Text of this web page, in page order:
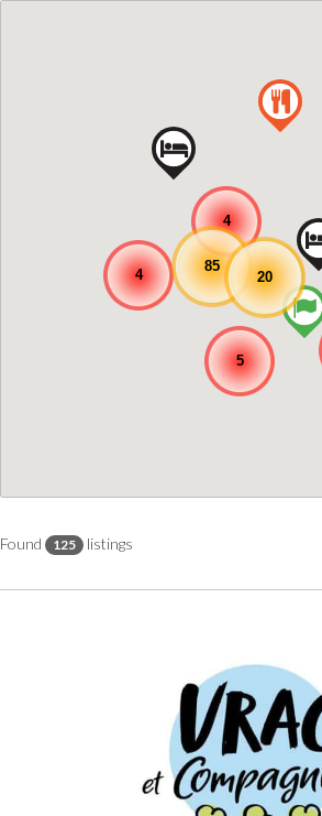
4
4
5
85
20
Found 125 listings